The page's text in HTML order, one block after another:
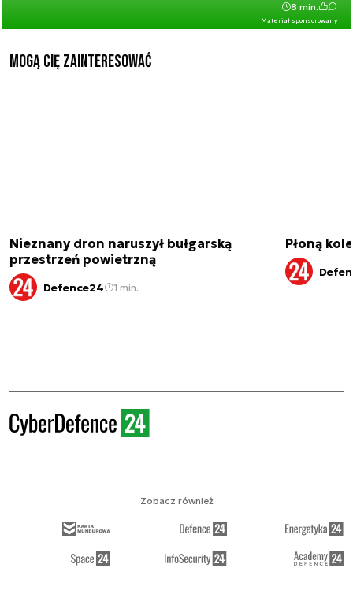
Materiał sponsorowany
8 min.
Mogą Cię zainteresować
Nieznany dron naruszył bułgarską
przestrzeń powietrzną
Defence24 1 min.
Płoną
Zobacz również